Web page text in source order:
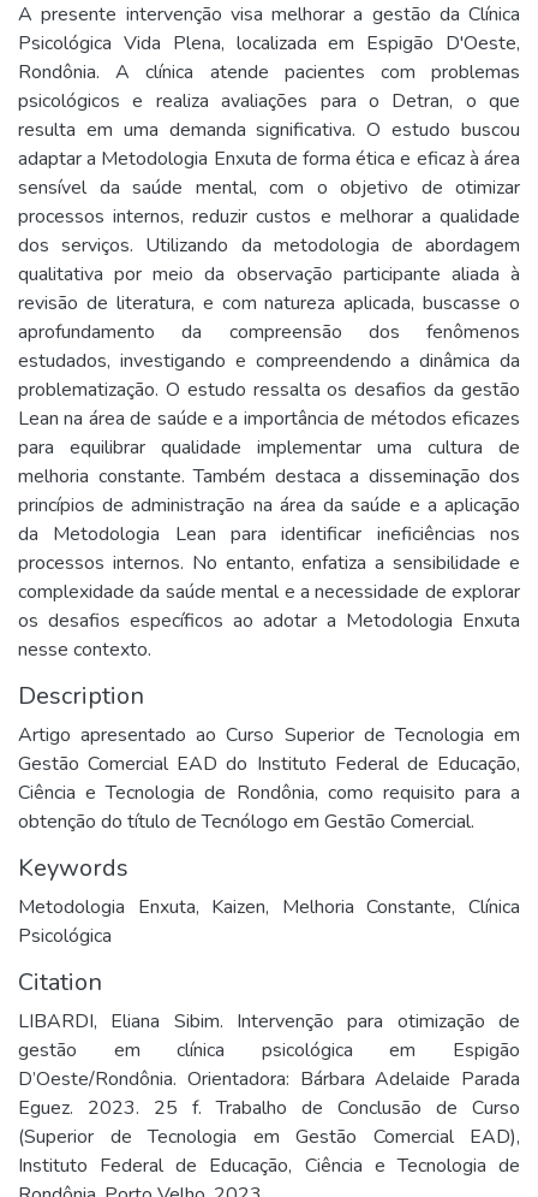
A presente intervenção visa melhorar a gestão da Clínica
Psicológica Vida Plena, localizada em Espigão D'Oeste,
Rondônia. A clínica atende pacientes com problemas
psicológicos e realiza avaliações para o Detran, o que
resulta em uma demanda significativa. O estudo buscou
adaptar a Metodologia Enxuta de forma ética e eficaz à área
sensível da saúde mental, com o objetivo de otimizar
processos internos, reduzir custos e melhorar a qualidade
dos serviços. Utilizando da metodologia de abordagem
qualitativa por meio da observação participante aliada à
revisão de literatura, e com natureza aplicada, buscasse o
aprofundamento da compreensão dos fenômenos
estudados, investigando e compreendendo a dinâmica da
problematização. O estudo ressalta os desafios da gestão
Lean na área de saúde e a importância de métodos eficazes
para equilibrar qualidade implementar uma cultura de
melhoria constante. Também destaca a disseminação dos
princípios de administração na área da saúde e a aplicação
da Metodologia Lean para identificar ineficiências nos
processos internos. No entanto, enfatiza a sensibilidade e
complexidade da saúde mental e a necessidade de explorar
os desafios específicos ao adotar a Metodologia Enxuta
nesse contexto.
Description
Artigo apresentado ao Curso Superior de Tecnologia em
Gestão Comercial EAD do Instituto Federal de Educação,
Ciência e Tecnologia de Rondônia, como requisito para a
obtenção do título de Tecnólogo em Gestão Comercial.
Keywords
Metodologia Enxuta, Kaizen, Melhoria Constante,Clínica
Psicológica
Citation
LIBARDI, Eliana Sibim. Intervenção para otimização de
gestão em clínica psicológica em Espigão
D’Oeste/Rondônia. Orientadora: Bárbara Adelaide Parada
Eguez. 2023. 25 f. Trabalho de Conclusão de Curso
(Superior de Tecnologia em Gestão Comercial EAD),
Instituto Federal de Educação, Ciência e Tecnologia de